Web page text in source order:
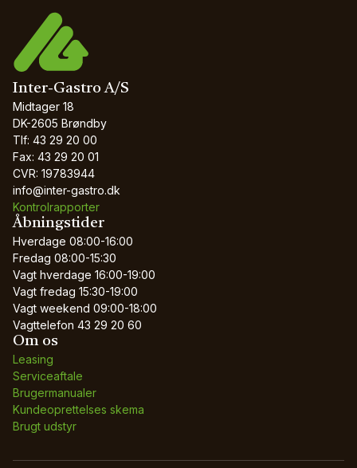
Inter-Gastro A/S
Midtager 18
DK-2605 Brøndby
Tlf: 43 29 20 00
Fax: 43 29 20 01
CVR: 19783944
info@inter-gastro.dk
Kontrolrapporter
Åbningstider
Hverdage 08:00-16:00
Fredag 08:00-15:30
Vagt hverdage 16:00-19:00
Vagt fredag 15:30-19:00
Vagt weekend 09:00-18:00
Vagttelefon 43 29 20 60
Om os
Leasing
Serviceaftale
Brugermanualer
Kundeoprettelses skema
Brugt udstyr